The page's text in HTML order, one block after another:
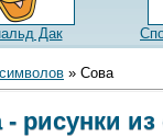
Дак
» Сова
- рисунки